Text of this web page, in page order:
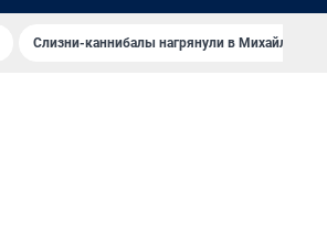
Слизни-каннибалы нагрянули в Михайлов